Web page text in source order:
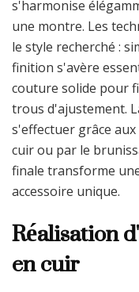
s'harmonise
une montre. Les
le style recherché :
finition s'avère
couture solide pour
trous d'ajustement.
s'effectuer grâce
cuir ou par le
finale transforme
accessoire unique.
Réalisation
en cuir